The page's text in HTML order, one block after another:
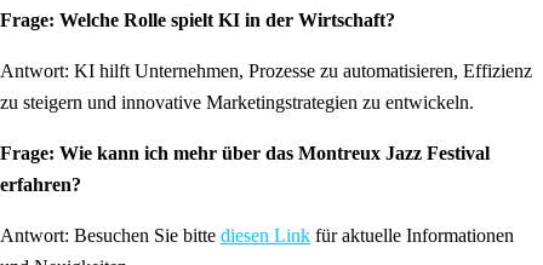
Frage: Welche Rolle spielt KI in der Wirtschaft?
Antwort: KI hilft Unternehmen, Prozesse zu automatisieren, Effizienz
zu steigern und innovative Marketingstrategien zu entwickeln.
Frage: Wie kann ich mehr über das Montreux Jazz Festival
erfahren?
Antwort: Besuchen Sie bitte diesen Link für aktuelle Informationen